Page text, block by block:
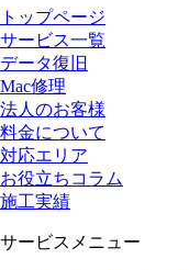
トップページ
サービス一覧
データ復旧
Mac修理
法人のお客様
料金について
対応エリア
お役立ちコラム
施工実績
サービスメニュー